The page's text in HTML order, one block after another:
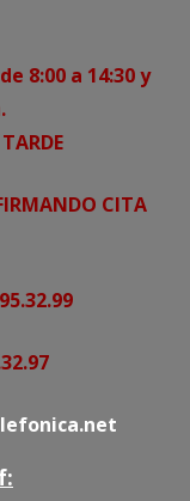
8:00 a 14:30 y
CITA